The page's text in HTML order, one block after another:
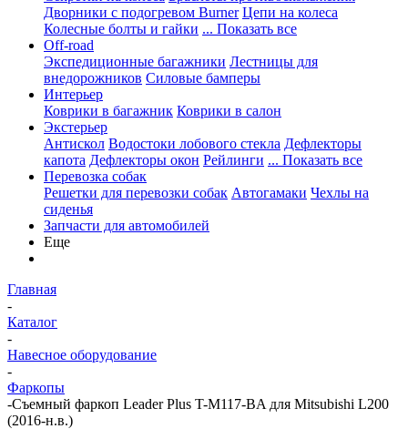
Дворники с подогревом Burner Цепи на колеса
Колесные болты и гайки ... Показать все
Off-road
Экспедиционные багажники Лестницы для
внедорожников Силовые бамперы
Интерьер
Коврики в багажник Коврики в салон
Экстерьер
Антискол Водостоки лобового стекла Дефлекторы
капота Дефлекторы окон Рейлинги ... Показать все
Перевозка собак
Решетки для перевозки собак Автогамаки Чехлы на
сиденья
Запчасти для автомобилей
Еще
Главная
-
Каталог
-
Навесное оборудование
-
Фаркопы
-Съемный фаркоп Leader Plus T-M117-BA для Mitsubishi L200
(2016-н.в.)